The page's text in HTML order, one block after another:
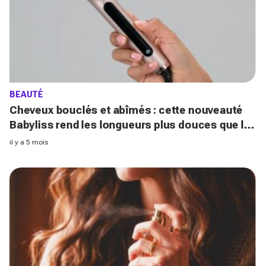
BEAUTÉ
Cheveux bouclés et abîmés : cette nouveauté
Babyliss rend les longueurs plus douces que la
soie en 5 min (et j'ai été choquée du résultat !)
il y a 5 mois